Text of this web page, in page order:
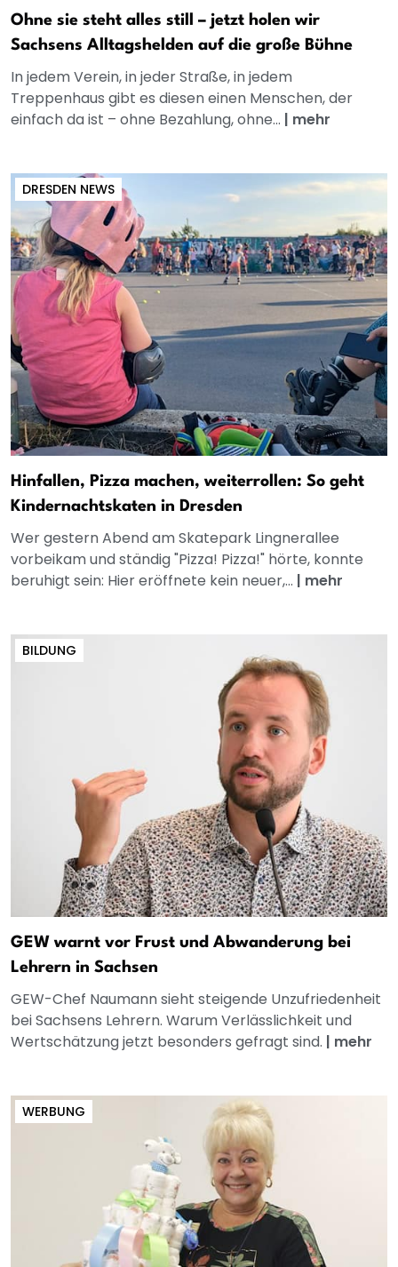
Ohne sie steht alles still – jetzt holen wir
Sachsens Alltagshelden auf die große Bühne
In jedem Verein, in jeder Straße, in jedem
Treppenhaus gibt es diesen einen Menschen, der
einfach da ist – ohne Bezahlung, ohne... | mehr
DRESDEN NEWS
Hinfallen, Pizza machen, weiterrollen: So geht
Kindernachtskaten in Dresden
Wer gestern Abend am Skatepark Lingnerallee
vorbeikam und ständig "Pizza! Pizza!" hörte, konnte
beruhigt sein: Hier eröffnete kein neuer,... | mehr
BILDUNG
GEW warnt vor Frust und Abwanderung bei
Lehrern in Sachsen
GEW-Chef Naumann sieht steigende Unzufriedenheit
bei Sachsens Lehrern. Warum Verlässlichkeit und
Wertschätzung jetzt besonders gefragt sind. | mehr
WERBUNG